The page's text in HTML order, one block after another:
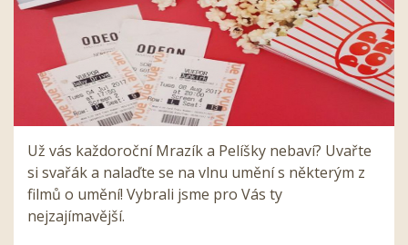
Už vás každoroční Mrazík a Pelíšky nebaví? Uvařte
si svařák a nalaďte se na vlnu umění s některým z
filmů o umění! Vybrali jsme pro Vás ty
nejzajímavější.